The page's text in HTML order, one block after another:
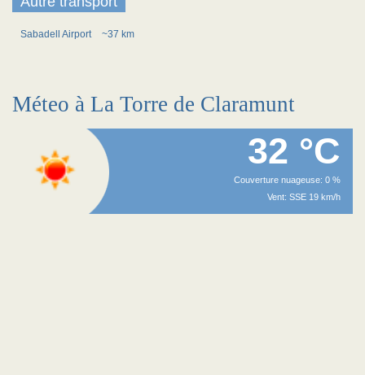
Sabadell Airport ~37 km
Méteo à La Torre de Claramunt
32 °C
Couverture nuageuse: 0 %
Vent: SSE 19 km/h